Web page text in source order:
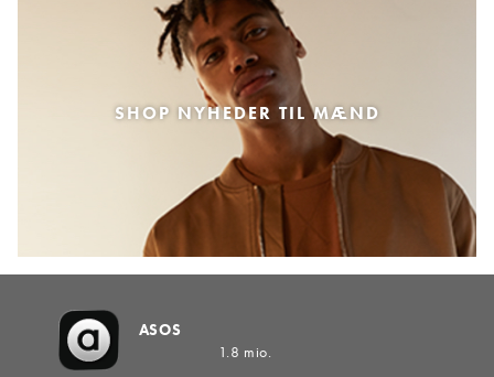
SHOP NYHEDER TIL MÆND
ASOS
1.8 mio.